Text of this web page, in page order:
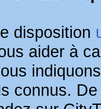
disposition
aider à
connus.